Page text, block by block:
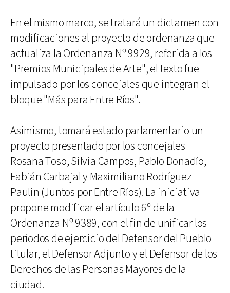
En el mismo marco, se tratará un dictamen con
modificaciones al proyecto de ordenanza que
actualiza la Ordenanza Nº 9929, referida a los
"Premios Municipales de Arte", el texto fue
impulsado por los concejales que integran el
bloque "Más para Entre Ríos".
Asimismo, tomará estado parlamentario un
proyecto presentado por los concejales
Rosana Toso, Silvia Campos, Pablo Donadío,
Fabián Carbajal y Maximiliano Rodríguez
Paulin (Juntos por Entre Ríos). La iniciativa
propone modificar el artículo 6º de la
Ordenanza Nº 9389, con el fin de unificar los
períodos de ejercicio del Defensor del Pueblo
titular, el Defensor Adjunto y el Defensor de los
Derechos de las Personas Mayores de la
ciudad.